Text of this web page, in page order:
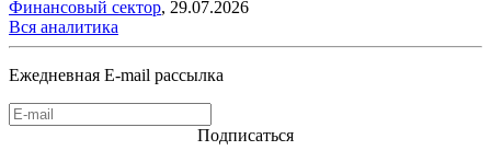
Финансовый сектор, 29.07.2026
Вся аналитика
Ежедневная E-mail рассылка
Подписаться